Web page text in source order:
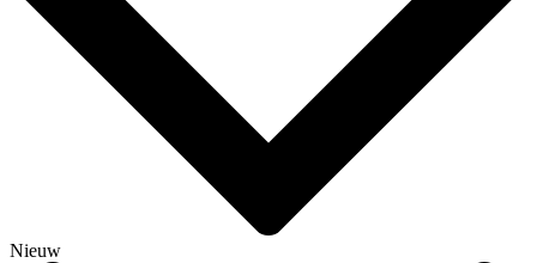
Nieuw